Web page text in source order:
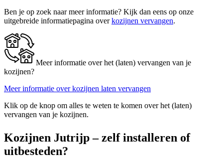
Ben je op zoek naar meer informatie? Kijk dan eens op onze
uitgebreide informatiepagina overkozijnen vervangen.
Meer informatie over het (laten) vervangen van je
kozijnen?
Meer informatie over kozijnen laten vervangen
Klik op de knop om alles te weten te komen over het (laten)
vervangen van je kozijnen.
Kozijnen Jutrijp – zelf installeren of
uitbesteden?